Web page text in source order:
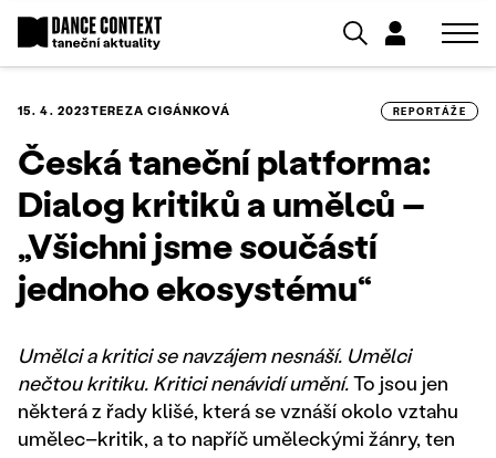
15. 4. 2023TEREZA CIGÁNKOVÁ REPORTÁŽE
Česká taneční platforma:
Dialog kritiků a umělců –
„Všichni jsme součástí
jednoho ekosystému“
Umělci a kritici se navzájem nesnáší. Umělci
nečtou kritiku. Kritici nenávidí umění.To jsou jen
některá z řady klišé, která se vznáší okolo vztahu
umělec–kritik, a to napříč uměleckými žánry, ten